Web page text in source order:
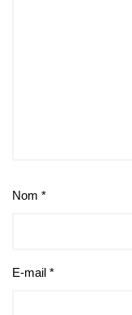
Nom *
E-mail *